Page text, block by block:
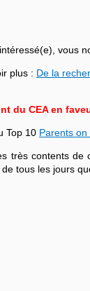
vous
plus : De la
du CEA en
Top 10 Parents on
très contents de
tous les jours